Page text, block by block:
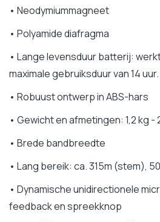
• Neodymiummagneet
• Polyamide diafragma
• Lange levensduur batterij:
maximale gebruiksduur van 14 uur.
• Robuust ontwerp in ABS-hars
• Gewicht en afmetingen: 1,2 kg -
• Brede bandbreedte
• Lang bereik: ca. 315m (stem),
• Dynamische unidirectionele
feedback en spreekknop